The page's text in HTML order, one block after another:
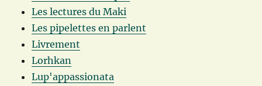
Les lectures du Maki
Les pipelettes en parlent
Livrement
Lorhkan
Lup'appassionata